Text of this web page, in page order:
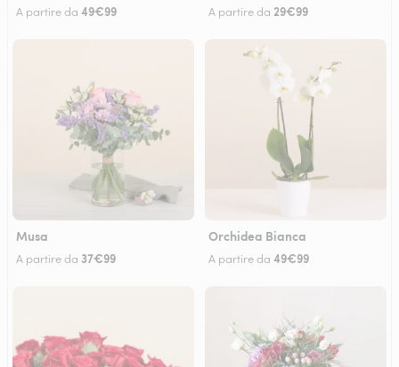
A partire da 49€99 A partire da 29€99
Musa
A partire da 37€99
Orchidea Bianca
A partire da 49€99